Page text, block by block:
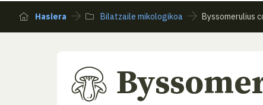
Hasiera Bilatzaile mikologikoa Byssomerulius